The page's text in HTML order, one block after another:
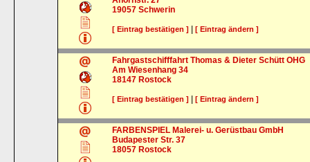
19057 Schwerin
[ Eintrag bestätigen ] |[ Eintrag ändern ]
Fahrgastschifffahrt Thomas & Dieter Schütt OHG
Am Wiesenhang 34
18147 Rostock
[ Eintrag bestätigen ] |[ Eintrag ändern ]
FARBENSPIEL Malerei- u. Gerüstbau GmbH
Budapester Str. 37
18057 Rostock